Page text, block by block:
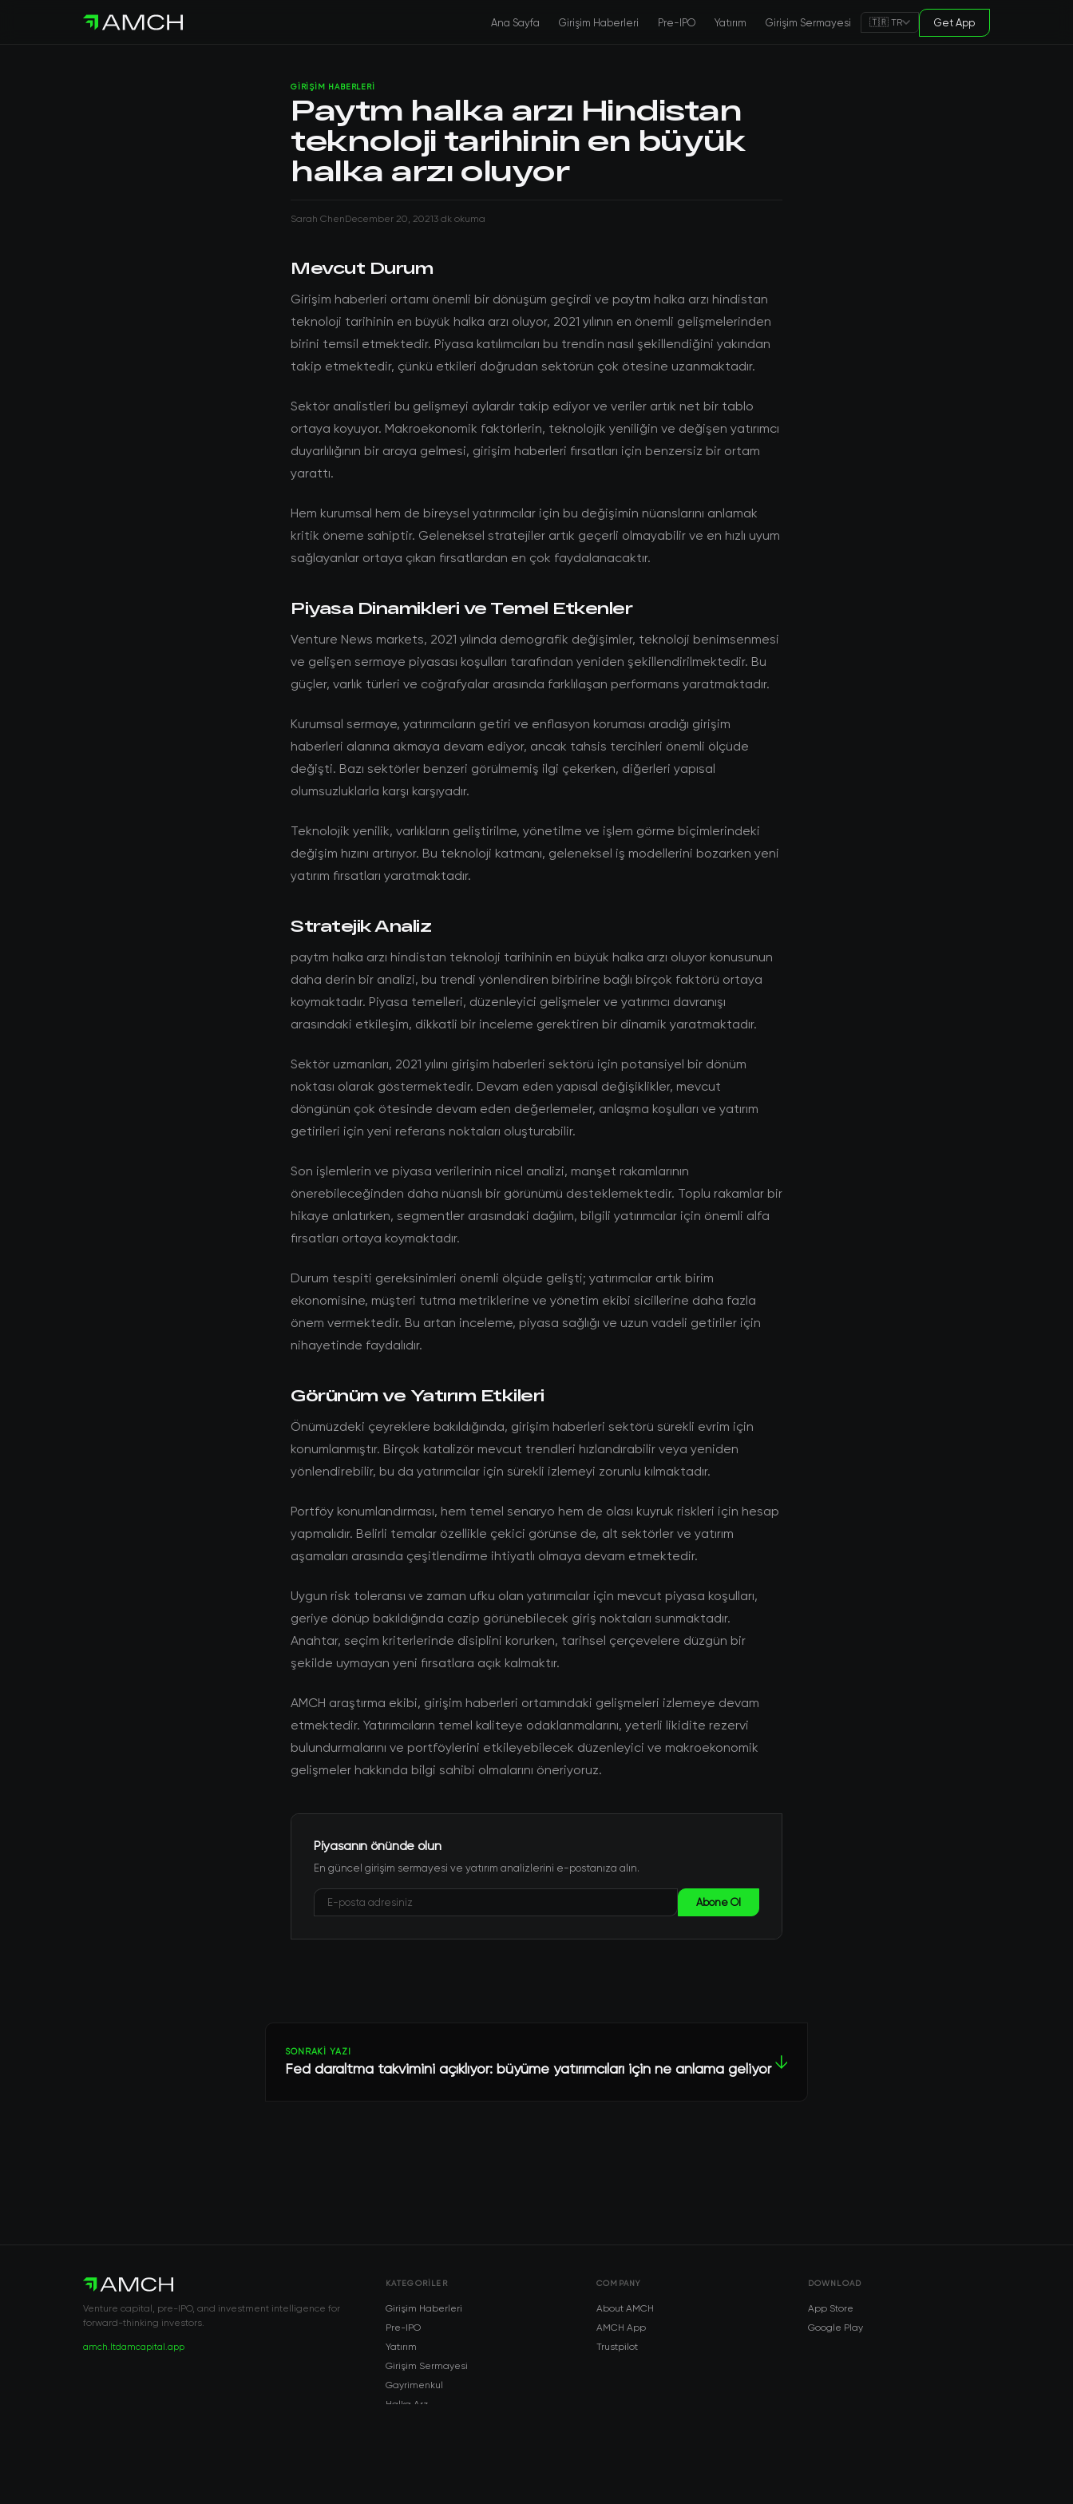
Ana Sayfa Girişim Haberleri Pre-IPO Yatırım Girişim Sermayesi 🇹🇷 TR Get App
GIRIŞIM HABERLERI
Paytm halka arzı Hindistan
teknoloji tarihinin en büyük
halka arzı oluyor
Sarah ChenDecember 20, 20213 dk okuma
Mevcut Durum
Girişim haberleri ortamı önemli bir dönüşüm geçirdi ve paytm halka arzı hindistan
teknoloji tarihinin en büyük halka arzı oluyor, 2021 yılının en önemli gelişmelerinden
birini temsil etmektedir. Piyasa katılımcıları bu trendin nasıl şekillendiğini yakından
takip etmektedir, çünkü etkileri doğrudan sektörün çok ötesine uzanmaktadır.
Sektör analistleri bu gelişmeyi aylardır takip ediyor ve veriler artık net bir tablo
ortaya koyuyor. Makroekonomik faktörlerin, teknolojik yeniliğin ve değişen yatırımcı
duyarlılığının bir araya gelmesi, girişim haberleri fırsatları için benzersiz bir ortam
yarattı.
Hem kurumsal hem de bireysel yatırımcılar için bu değişimin nüanslarını anlamak
kritik öneme sahiptir. Geleneksel stratejiler artık geçerli olmayabilir ve en hızlı uyum
sağlayanlar ortaya çıkan fırsatlardan en çok faydalanacaktır.
Piyasa Dinamikleri ve Temel Etkenler
Venture News markets, 2021 yılında demografik değişimler, teknoloji benimsenmesi
ve gelişen sermaye piyasası koşulları tarafından yeniden şekillendirilmektedir. Bu
güçler, varlık türleri ve coğrafyalar arasında farklılaşan performans yaratmaktadır.
Kurumsal sermaye, yatırımcıların getiri ve enflasyon koruması aradığı girişim
haberleri alanına akmaya devam ediyor, ancak tahsis tercihleri önemli ölçüde
değişti. Bazı sektörler benzeri görülmemiş ilgi çekerken, diğerleri yapısal
olumsuzluklarla karşı karşıyadır.
Teknolojik yenilik, varlıkların geliştirilme, yönetilme ve işlem görme biçimlerindeki
değişim hızını artırıyor. Bu teknoloji katmanı, geleneksel iş modellerini bozarken yeni
yatırım fırsatları yaratmaktadır.
Stratejik Analiz
paytm halka arzı hindistan teknoloji tarihinin en büyük halka arzı oluyor konusunun
daha derin bir analizi, bu trendi yönlendiren birbirine bağlı birçok faktörü ortaya
koymaktadır. Piyasa temelleri, düzenleyici gelişmeler ve yatırımcı davranışı
arasındaki etkileşim, dikkatli bir inceleme gerektiren bir dinamik yaratmaktadır.
Sektör uzmanları, 2021 yılını girişim haberleri sektörü için potansiyel bir dönüm
noktası olarak göstermektedir. Devam eden yapısal değişiklikler, mevcut
döngünün çok ötesinde devam eden değerlemeler, anlaşma koşulları ve yatırım
getirileri için yeni referans noktaları oluşturabilir.
Son işlemlerin ve piyasa verilerinin nicel analizi, manşet rakamlarının
önerebileceğinden daha nüanslı bir görünümü desteklemektedir. Toplu rakamlar bir
hikaye anlatırken, segmentler arasındaki dağılım, bilgili yatırımcılar için önemli alfa
fırsatları ortaya koymaktadır.
Durum tespiti gereksinimleri önemli ölçüde gelişti; yatırımcılar artık birim
ekonomisine, müşteri tutma metriklerine ve yönetim ekibi sicillerine daha fazla
önem vermektedir. Bu artan inceleme, piyasa sağlığı ve uzun vadeli getiriler için
nihayetinde faydalıdır.
Görünüm ve Yatırım Etkileri
Önümüzdeki çeyreklere bakıldığında, girişim haberleri sektörü sürekli evrim için
konumlanmıştır. Birçok katalizör mevcut trendleri hızlandırabilir veya yeniden
yönlendirebilir, bu da yatırımcılar için sürekli izlemeyi zorunlu kılmaktadır.
Portföy konumlandırması, hem temel senaryo hem de olası kuyruk riskleri için hesap
yapmalıdır. Belirli temalar özellikle çekici görünse de, alt sektörler ve yatırım
aşamaları arasında çeşitlendirme ihtiyatlı olmaya devam etmektedir.
Uygun risk toleransı ve zaman ufku olan yatırımcılar için mevcut piyasa koşulları,
geriye dönüp bakıldığında cazip görünebilecek giriş noktaları sunmaktadır.
Anahtar, seçim kriterlerinde disiplini korurken, tarihsel çerçevelere düzgün bir
şekilde uymayan yeni fırsatlara açık kalmaktır.
AMCH araştırma ekibi, girişim haberleri ortamındaki gelişmeleri izlemeye devam
etmektedir. Yatırımcıların temel kaliteye odaklanmalarını, yeterli likidite rezervi
bulundurmalarını ve portföylerini etkileyebilecek düzenleyici ve makroekonomik
gelişmeler hakkında bilgi sahibi olmalarını öneriyoruz.
Piyasanın önünde olun
En güncel girişim sermayesi ve yatırım analizlerini e-postanıza alın.
Abone Ol
SONRAKI YAZI
Fed daraltma takvimini açıklıyor: büyüme yatırımcıları için ne anlama geliyor ↓
Venture capital, pre-IPO, and investment intelligence for
forward-thinking investors.
amch.ltdamcapital.app
KATEGORILER
Girişim Haberleri
Pre-IPO
Yatırım
Girişim Sermayesi
Gayrimenkul
Halka Arz
COMPANY
About AMCH
AMCH App
Trustpilot
DOWNLOAD
App Store
Google Play